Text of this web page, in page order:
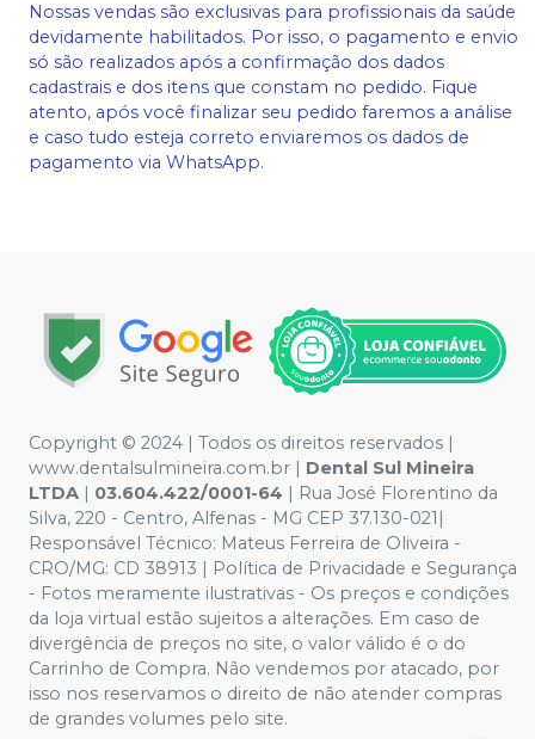
Nossas vendas são exclusivas para profissionais da saúde
devidamente habilitados. Por isso, o pagamento e envio
só são realizados após a confirmação dos dados
cadastrais e dos itens que constam no pedido. Fique
atento, após você finalizar seu pedido faremos a análise
e caso tudo esteja correto enviaremos os dados de
pagamento via WhatsApp.
Copyright © 2024 | Todos os direitos reservados |
www.dentalsulmineira.com.br | Dental Sul Mineira
LTDA | 03.604.422/0001-64 | Rua José Florentino da
Silva, 220 - Centro, Alfenas - MG CEP 37.130-021|
Responsável Técnico: Mateus Ferreira de Oliveira -
CRO/MG: CD 38913 | Política de Privacidade e Segurança
- Fotos meramente ilustrativas - Os preços e condições
da loja virtual estão sujeitos a alterações. Em caso de
divergência de preços no site, o valor válido é o do
Carrinho de Compra. Não vendemos por atacado, por
isso nos reservamos o direito de não atender compras
de grandes volumes pelo site.